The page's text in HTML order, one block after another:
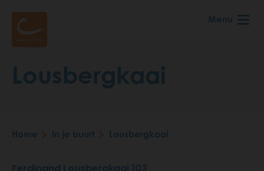
Menu
Lousbergkaai
Home In je buurt Lousbergkaai